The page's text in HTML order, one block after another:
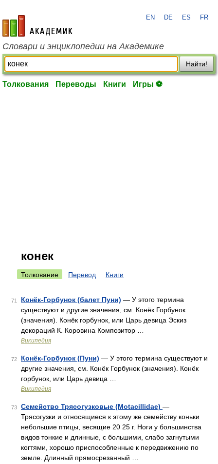
academic.ru
EN DE ES FR
Словари и энциклопедии на Академике
Найти!
Толкования Переводы Книги Игры ⚽
конек
Толкование Перевод Книги
71 Конёк-Горбунок (балет Пуни) — У этого термина
существуют и другие значения, см. Конёк Горбунок
(значения). Конёк горбунок, или Царь девица Эскиз
декораций К. Коровина Композитор …
Википедия
72 Конёк-Горбунок (Пуни) — У этого термина существуют и
другие значения, см. Конёк Горбунок (значения). Конёк
горбунок, или Царь девица …
Википедия
73 Семейство Трясогузковые (Motacillidae) —
Трясогузки и относящиеся к этому же семейству коньки
небольшие птицы, весящие 20 25 г. Ноги у большинства
видов тонкие и длинные, с большими, слабо загнутыми
когтями, хорошо приспособленные к передвижению по
земле. Длинный прямосрезанный …